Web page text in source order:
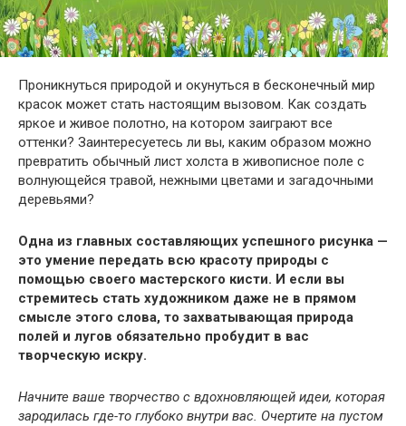
Проникнуться природой и окунуться в бесконечный мир
красок может стать настоящим вызовом. Как создать
яркое и живое полотно, на котором заиграют все
оттенки? Заинтересуетесь ли вы, каким образом можно
превратить обычный лист холста в живописное поле с
волнующейся травой, нежными цветами и загадочными
деревьями?
Одна из главных составляющих успешного рисунка —
это умение передать всю красоту природы с
помощью своего мастерского кисти. И если вы
стремитесь стать художником даже не в прямом
смысле этого слова, то захватывающая природа
полей и лугов обязательно пробудит в вас
творческую искру.
Начните ваше творчество с вдохновляющей идеи, которая
зародилась где-то глубоко внутри вас. Очертите на пустом